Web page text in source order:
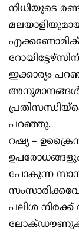
നിധിയുടെ
എക്കണോമിക്
ഇക്കാര്യം
അനുമാനങ്ങള്‍
പറഞ്ഞു.
റഷ്യ –
പോകുന്ന
പലിശ